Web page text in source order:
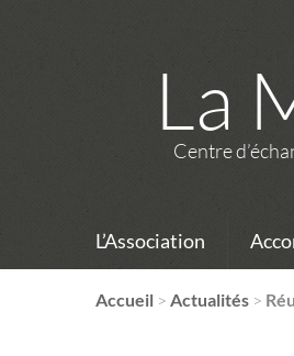
La
Centre
L’Association
Accueil >Actualités >